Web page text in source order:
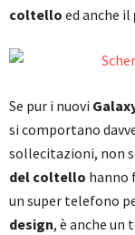
coltello ed anche il
Se pur i nuovi
si comportano
sollecitazioni, non
del coltello hanno
un super telefono
design, è anche